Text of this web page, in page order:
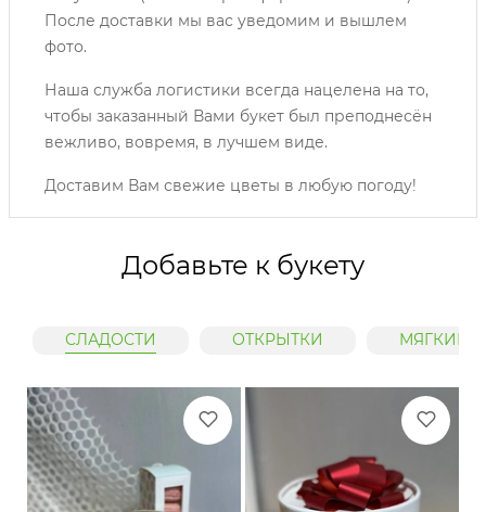
После доставки мы вас уведомим и вышлем
фото.
Наша служба логистики всегда нацелена на то,
чтобы заказанный Вами букет был преподнесён
вежливо, вовремя, в лучшем виде.
Доставим Вам свежие цветы в любую погоду!
Добавьте к букету
СЛАДОСТИ ОТКРЫТКИ МЯГКИЕ